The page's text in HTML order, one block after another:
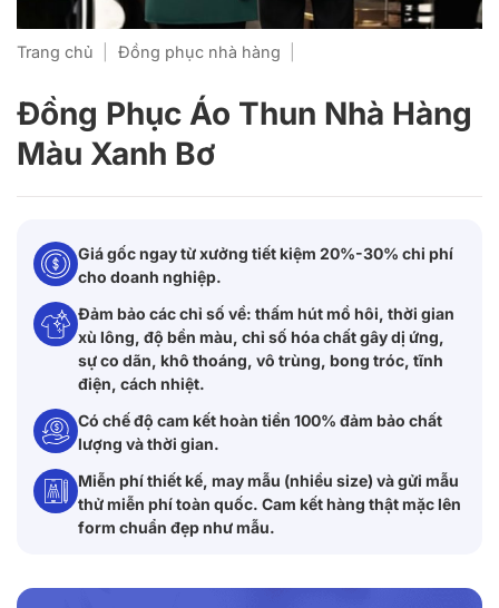
Trang chủ Đồng phục nhà hàng
Đồng Phục Áo Thun Nhà Hàng
Màu Xanh Bơ
Giá gốc ngay từ xưởng tiết kiệm 20%-30% chi phí
cho doanh nghiệp.
Đảm bảo các chỉ số về: thấm hút mồ hôi, thời gian
xù lông, độ bền màu, chỉ số hóa chất gây dị ứng,
sự co dãn, khô thoáng, vô trùng, bong tróc, tĩnh
điện, cách nhiệt.
Có chế độ cam kết hoàn tiền 100% đảm bảo chất
lượng và thời gian.
Miễn phí thiết kế, may mẫu (nhiều size) và gửi mẫu
thử miễn phí toàn quốc. Cam kết hàng thật mặc lên
form chuẩn đẹp như mẫu.